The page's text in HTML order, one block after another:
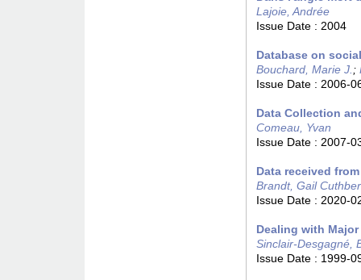
Lajoie, Andrée
Issue Date : 2004
Database on
Bouchard, Marie J. ;
Issue Date : 2006-
Data Collection
Comeau, Yvan
Issue Date : 2007-
Data received
Brandt, Gail
Issue Date : 2020-
Dealing with
Sinclair-Desgagné,
Issue Date : 1999-